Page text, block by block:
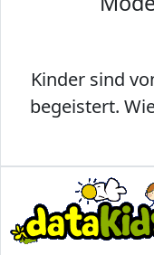
Kinder sind
begeistert.